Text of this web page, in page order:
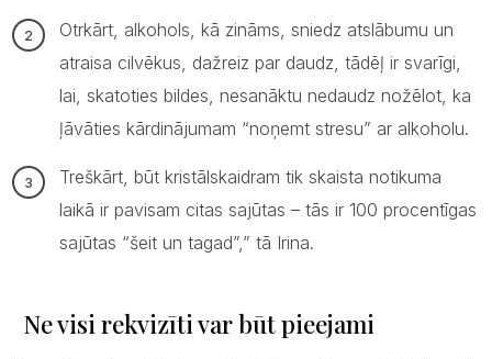
Otrkārt, alkohols, kā zināms, sniedz atslābumu un
atraisa cilvēkus, dažreiz par daudz, tādēļ ir svarīgi,
lai, skatoties bildes, nesanāktu nedaudz nožēlot, ka
ļāvāties kārdinājumam “noņemt stresu” ar alkoholu.
Treškārt, būt kristālskaidram tik skaista notikuma
laikā ir pavisam citas sajūtas – tās ir 100 procentīgas
sajūtas “šeit un tagad”,” tā Irina.
Ne visi rekvizīti var būt pieejami